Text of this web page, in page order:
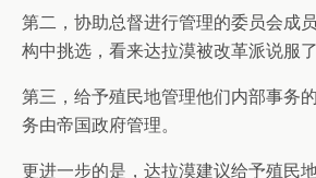
第二，协助总督进行管理的委员会成
构中挑选，看来达拉漠被改革派说服了
第三，给予殖民地管理他们内部事务
务由帝国政府管理。
更进一步的是，达拉漠建议给予殖民